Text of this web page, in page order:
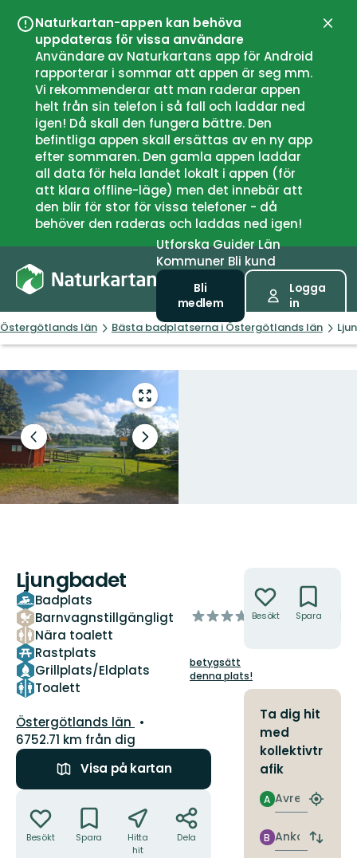
Naturkartan-appen kan behöva
uppdateras för vissa användare
Användare av Naturkartans app för Android
rapporterar i sommar att appen är seg mm.
Vi rekommenderar att man raderar appen
helt från sin telefon i så fall och laddar ned
igen! Då skall den fungera bättre. Den
befintliga appen skall ersättas av en ny app
efter sommaren. Den gamla appen laddar
all data för hela landet lokalt i appen (för
att klara offline-läge) men det innebär att
den blir för stor för vissa telefoner - då
behöver den raderas och laddas ned igen!
UtforskaGuiderLän
Kommuner Bli kund
Bli
medlem
Logga
in
Östergötlands län Bästa badplatserna i Östergötlands län
Gå
till
helskärmsläge
Föregående
bild
Nästa
bildspel
Ljungbadet
Badplats
Barnvagnstillgängligt
Nära toalett
Rastplats
Grillplats/Eldplats
Toalett
av
betygsätt
denna plats!
Län:
Östergötlands län
6752.71 km från dig
Visa på kartan
Besökt Spara
Hitta
hit
Dela
Besökt Spara
Ta dig hit
med
kollektivtr
afik
Avresa
A
Hitta
Ankomst
B
Byt